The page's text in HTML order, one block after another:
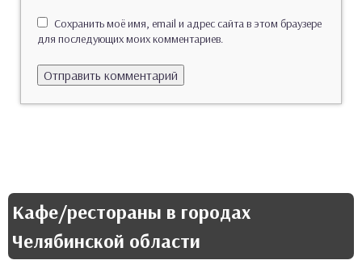
Сохранить моё имя, email и адрес сайта в этом браузере
для последующих моих комментариев.
Кафе/рестораны в городах
Челябинской области